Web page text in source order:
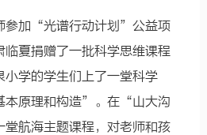
参加“光谱行动计划”公益项
临夏捐赠了一批科学思维课程
小学的学生们上了一堂科学
本原理和构造”。在“山大沟
航海主题课程，对老师和孩